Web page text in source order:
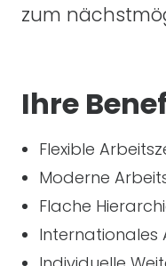
zum
Ihre
Flexible
Moderne
Flache
Internationales